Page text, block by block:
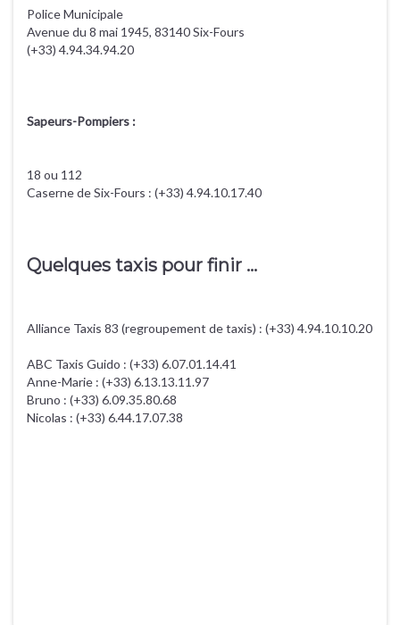
Police Municipale
Avenue du 8 mai 1945, 83140 Six-Fours
(+33) 4.94.34.94.20
Sapeurs-Pompiers :
18 ou 112
Caserne de Six-Fours : (+33) 4.94.10.17.40
Quelques taxis pour finir ...
Alliance Taxis 83 (regroupement de taxis) : (+33) 4.94.10.10.20
ABC Taxis Guido : (+33) 6.07.01.14.41
Anne-Marie : (+33) 6.13.13.11.97
Bruno : (+33) 6.09.35.80.68
Nicolas : (+33) 6.44.17.07.38